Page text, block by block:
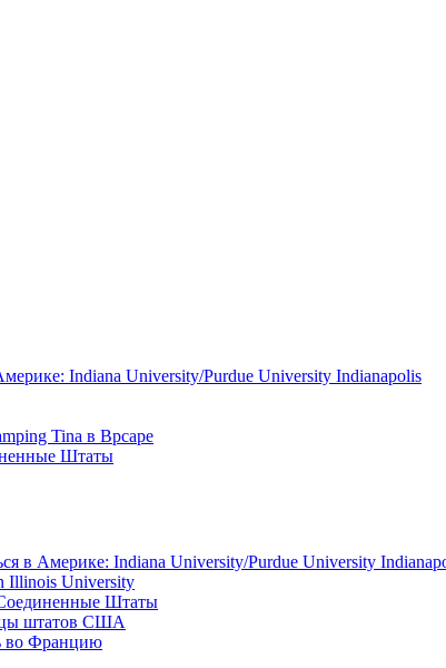
Indiana University/Purdue University Indianapolis
Tina в Врсаре
Штаты
в Америке: Indiana University/Purdue University
Illinois University
Штаты
штатов США
во Францию